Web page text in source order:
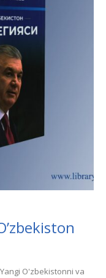
O'zbekistonni va